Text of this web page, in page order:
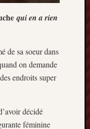
qui en a rien
de sa soeur dans
on demande
endroits super
décidé
féminine